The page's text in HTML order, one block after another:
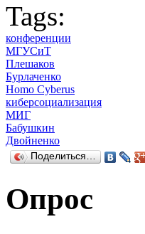
Tags:
конференции
МГУСиТ
Плешаков
Бурлаченко
Homo Cyberus
киберсоциализация
МИГ
Бабушкин
Двойненко
Поделиться…
Опрос